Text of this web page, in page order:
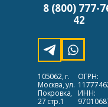
8 (800) 777-
42
105062, г.
Москва, ул.
Покровка,
27 стр.1
ОГРН:
ИНН: